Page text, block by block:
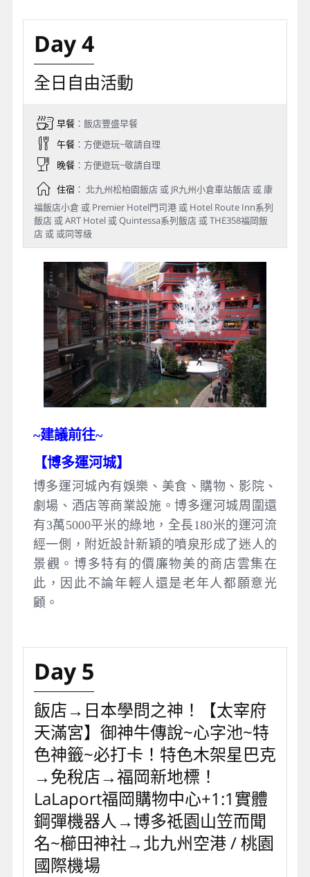
Day 4
全日自由活動
早餐：飯店豐盛早餐
午餐：方便遊玩~敬請自理
晚餐：方便遊玩~敬請自理
住宿： 北九州松柏園飯店 或 JR九州小倉車站飯店 或 康
福飯店小倉 或 Premier Hotel門司港 或 Hotel Route Inn系列
飯店 或 ART Hotel 或 Quintessa系列飯店 或 THE358福岡飯
店 或 或同等級
~建議前往~
【博多運河城】
博多運河城內有娛樂、美食、購物、影院、
劇場、酒店等商業設施。博多運河城周圍還
有3萬5000平米的綠地，全長180米的運河流
經一側，附近設計新穎的噴泉形成了迷人的
景觀。博多特有的價廉物美的商店雲集在
此，因此不論年輕人還是老年人都願意光
顧。
Day 5
飯店→日本學問之神！【太宰府
天滿宮】御神牛傳說~心字池~特
色神籤~必打卡！特色木架星巴克
→免稅店→福岡新地標！
LaLaport福岡購物中心+1:1實體
鋼彈機器人→博多祗園山笠而聞
名~櫛田神社→北九州空港 / 桃園
國際機場